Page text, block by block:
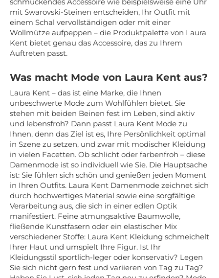
mit Swarovski-Steinen entscheiden, Ihr Outfit mit
einem Schal vervollständigen oder mit einer
Wollmütze aufpeppen – die Produktpalette von Laura
Kent bietet genau das Accessoire, das zu Ihrem
Auftreten passt.
Was macht Mode von Laura Kent aus?
Laura Kent – das ist eine Marke, die Ihnen
unbeschwerte Mode zum Wohlfühlen bietet. Sie
stehen mit beiden Beinen fest im Leben, sind aktiv
und lebensfroh? Dann passt Laura Kent Mode zu
Ihnen, denn das Ziel ist es, Ihre Persönlichkeit optimal
in Szene zu setzen, und zwar mit modischer Kleidung
in vielen Facetten. Ob schlicht oder farbenfroh – diese
Damenmode ist so individuell wie Sie. Die Hauptsache
ist: Sie fühlen sich schön und genießen jeden Moment
in Ihren Outfits. Laura Kent Damenmode zeichnet sich
durch hochwertiges Material sowie eine sorgfältige
Verarbeitung aus, die sich in einer edlen Optik
manifestiert. Feine atmungsaktive Baumwolle,
fließende Kunstfasern oder ein elastischer Mix
verschiedener Stoffe: Laura Kent Kleidung schmeichelt
Ihrer Haut und umspielt Ihre Figur. Ist Ihr
Kleidungsstil sportlich-leger oder konservativ? Legen
Sie sich nicht gern fest und variieren von Tag zu Tag?